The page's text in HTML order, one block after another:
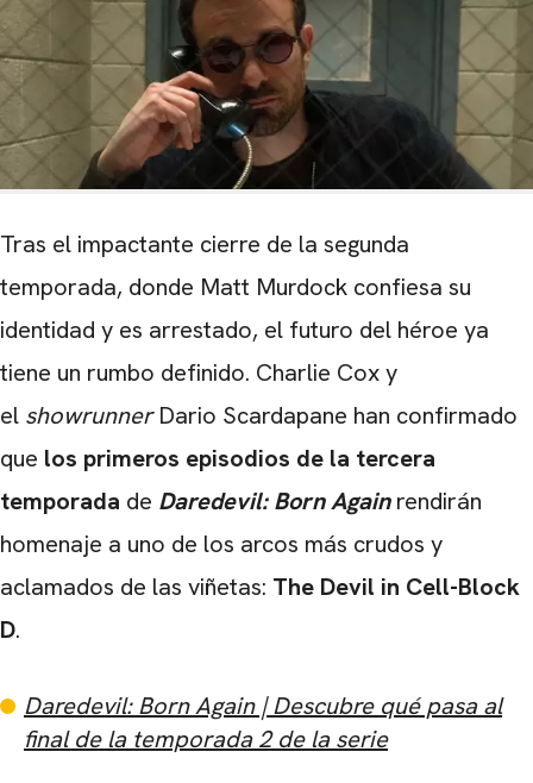
Tras el impactante cierre de la segunda
temporada, donde Matt Murdock confiesa su
identidad y es arrestado, el futuro del héroe ya
tiene un rumbo definido. Charlie Cox y
el showrunnerDario Scardapane han confirmado
que los primeros episodios de la tercera
temporada de Daredevil: Born Againrendirán
homenaje a uno de los arcos más crudos y
aclamados de las viñetas: The Devil in Cell-Block
D.
Daredevil: Born Again | Descubre qué pasa al
final de la temporada 2 de la serie